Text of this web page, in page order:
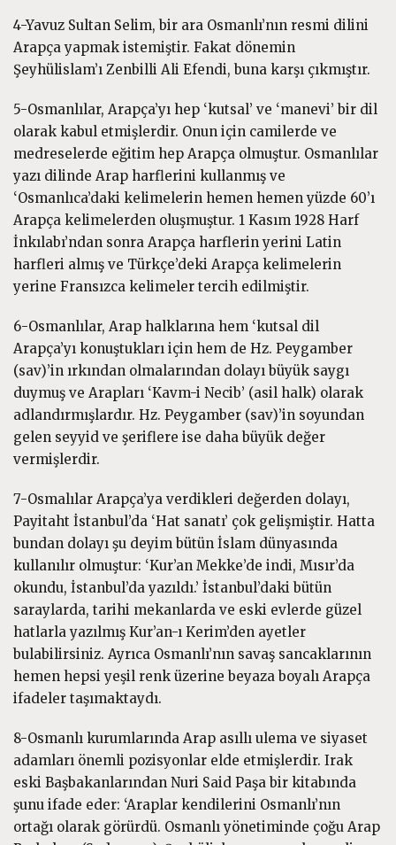
4-Yavuz Sultan Selim, bir ara Osmanlı’nın resmi dilini
Arapça yapmak istemiştir. Fakat dönemin
Şeyhülislam’ı Zenbilli Ali Efendi, buna karşı çıkmıştır.
5-Osmanlılar, Arapça’yı hep ‘kutsal’ ve ‘manevi’ bir dil
olarak kabul etmişlerdir. Onun için camilerde ve
medreselerde eğitim hep Arapça olmuştur. Osmanlılar
yazı dilinde Arap harflerini kullanmış ve
‘Osmanlıca’daki kelimelerin hemen hemen yüzde 60’ı
Arapça kelimelerden oluşmuştur. 1 Kasım 1928 Harf
İnkılabı’ndan sonra Arapça harflerin yerini Latin
harfleri almış ve Türkçe’deki Arapça kelimelerin
yerine Fransızca kelimeler tercih edilmiştir.
6-Osmanlılar, Arap halklarına hem ‘kutsal dil
Arapça’yı konuştukları için hem de Hz. Peygamber
(sav)’in ırkından olmalarından dolayı büyük saygı
duymuş ve Arapları ‘Kavm-i Necib’ (asil halk) olarak
adlandırmışlardır. Hz. Peygamber (sav)’in soyundan
gelen seyyid ve şeriflere ise daha büyük değer
vermişlerdir.
7-Osmalılar Arapça’ya verdikleri değerden dolayı,
Payitaht İstanbul’da ‘Hat sanatı’ çok gelişmiştir. Hatta
bundan dolayı şu deyim bütün İslam dünyasında
kullanılır olmuştur: ‘Kur’an Mekke’de indi, Mısır’da
okundu, İstanbul’da yazıldı.’ İstanbul’daki bütün
saraylarda, tarihi mekanlarda ve eski evlerde güzel
hatlarla yazılmış Kur’an-ı Kerim’den ayetler
bulabilirsiniz. Ayrıca Osmanlı’nın savaş sancaklarının
hemen hepsi yeşil renk üzerine beyaza boyalı Arapça
ifadeler taşımaktaydı.
8-Osmanlı kurumlarında Arap asıllı ulema ve siyaset
adamları önemli pozisyonlar elde etmişlerdir. Irak
eski Başbakanlarından Nuri Said Paşa bir kitabında
şunu ifade eder: ‘Araplar kendilerini Osmanlı’nın
ortağı olarak görürdü. Osmanlı yönetiminde çoğu Arap